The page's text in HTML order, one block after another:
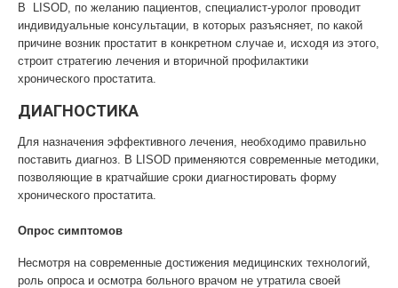
В LISOD, по желанию пациентов, специалист-уролог проводит
индивидуальные консультации, в которых разъясняет, по какой
причине возник простатит в конкретном случае и, исходя из этого,
строит стратегию лечения и вторичной профилактики
хронического простатита.
ДИАГНОСТИКА
Для назначения эффективного лечения, необходимо правильно
поставить диагноз. В LISOD применяются современные методики,
позволяющие в кратчайшие сроки диагностировать форму
хронического простатита.
Опрос симптомов
Несмотря на современные достижения медицинских технологий,
роль опроса и осмотра больного врачом не утратила своей